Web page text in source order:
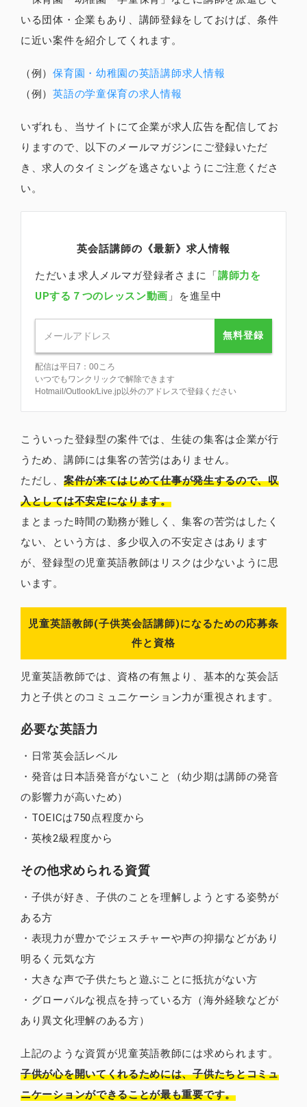
いる団体・企業もあり、講師登録をしておけば、条件
に近い案件を紹介してくれます。
（例）保育園・幼稚園の英語講師求人情報
（例）英語の学童保育の求人情報
いずれも、当サイトにて企業が求人広告を配信してお
りますので、以下のメールマガジンにご登録いただ
き、求人のタイミングを逃さないようにご注意くださ
い。
英会話講師の《最新》求人情報
ただいま求人メルマガ登録者さまに「講師力を
UPする７つのレッスン動画 」を進呈中
無料登録
配信は平日7：00ころ
いつでもワンクリックで解除できます
Hotmail/Outlook/Live.jp以外のアドレスで登録ください
こういった登録型の案件では、生徒の集客は企業が行
うため、講師には集客の苦労はありません。
ただし、 案件が来てはじめて仕事が発生するので、収
入としては不安定になります。
まとまった時間の勤務が難しく、集客の苦労はしたく
ない、という方は、多少収入の不安定さはあります
が、登録型の児童英語教師はリスクは少ないように思
います。
児童英語教師(子供英会話講師)になるための応募条
件と資格
児童英語教師では、資格の有無より、基本的な英会話
力と子供とのコミュニケーション力が重視されます。
必要な英語力
・日常英会話レベル
・発音は日本語発音がないこと（幼少期は講師の発音
の影響力が高いため）
・TOEICは750点程度から
・英検2級程度から
その他求められる資質
・子供が好き、子供のことを理解しようとする姿勢が
ある方
・表現力が豊かでジェスチャーや声の抑揚などがあり
明るく元気な方
・大きな声で子供たちと遊ぶことに抵抗がない方
・グローバルな視点を持っている方（海外経験などが
あり異文化理解のある方）
上記のような資質が児童英語教師には求められます。
子供が心を開いてくれるためには、子供たちとコミュ
ニケーションができることが最も重要です。